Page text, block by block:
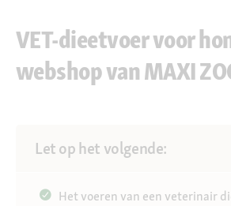
VET-dieetvoer voor
webshop van MAXI
Let op het volgende:
Het voeren van een veterinair